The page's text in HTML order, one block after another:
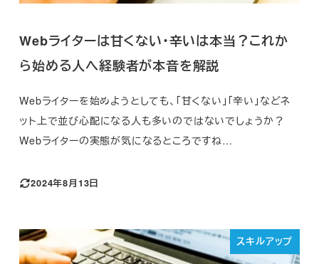
Webライターは甘くない・辛いは本当？これか
ら始める人へ経験者が本音を解説
Webライターを始めようとしても、「甘くない」「辛い」などネ
ット上で並び心配になる人も多いのではないでしょうか？
Webライターの実態が気になるところですね…
2024年8月13日
スキルアップ